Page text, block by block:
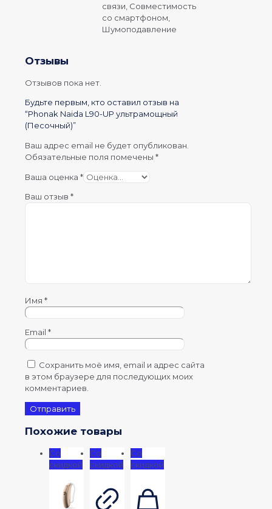
связи, Совместимость
со смартфоном,
Шумоподавление
Отзывы
Отзывов пока нет.
Будьте первым, кто оставил отзыв на
“Phonak Naida L90-UP ультрамощный
(Песочный)”
Ваш адрес email не будет опубликован.
Обязательные поля помечены *
Ваша оценка *
Ваш отзыв *
Имя *
Email *
Сохранить моё имя, email и адрес сайта
в этом браузере для последующих моих
комментариев.
Похожие товары
Со
скидкой
Со
скидкой
Со
скидкой